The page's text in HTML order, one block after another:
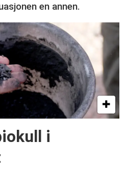
en annen.
i